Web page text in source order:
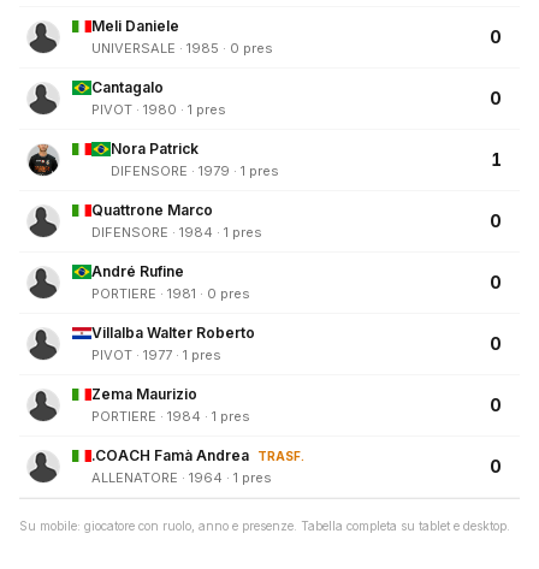
Meli Daniele
UNIVERSALE · 1985 · 0 pres
0
Cantagalo
PIVOT · 1980 · 1 pres
0
Nora Patrick
DIFENSORE · 1979 · 1 pres
1
Quattrone Marco
DIFENSORE · 1984 · 1 pres
0
André Rufine
PORTIERE · 1981 · 0 pres
0
Villalba Walter Roberto
PIVOT · 1977 · 1 pres
0
Zema Maurizio
PORTIERE · 1984 · 1 pres
0
.COACH Famà Andrea TRASF.
ALLENATORE · 1964 · 1 pres
0
Su mobile: giocatore con ruolo, anno e presenze. Tabella completa su tablet e desktop.